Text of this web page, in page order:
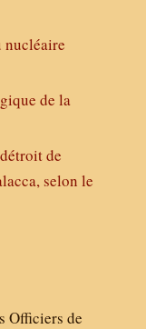
nucléaire
de la
de
selon le
Officiers de